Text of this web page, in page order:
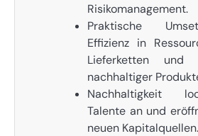
Risikomanagement.
Praktische
Effizienz in
Lieferketten und
nachhaltiger
Nachhaltigkeit
Talente an und
neuen Kapitalquellen.